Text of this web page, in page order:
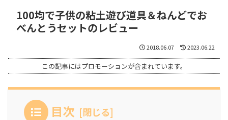
100均で子供の粘土遊び道具＆ねんどでお
べんとうセットのレビュー
2018.06.07 2023.06.22
この記事にはプロモーションが含まれています。
目次